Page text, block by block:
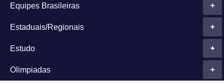
+
Equipes Brasileiras
+
Estaduais/Regionais
+
Estudo
+
Olimpiadas